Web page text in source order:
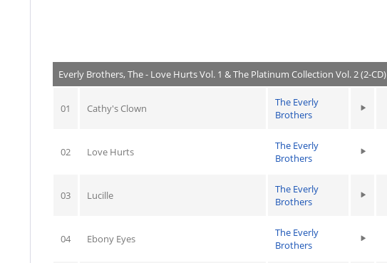
Everly Brothers, The - Love Hurts Vol. 1 & The Platinum Collection Vol. 2 (2-CD)
01 Cathy's Clown
The Everly
Brothers
02 Love Hurts
The Everly
Brothers
03 Lucille
The Everly
Brothers
04 Ebony Eyes
The Everly
Brothers